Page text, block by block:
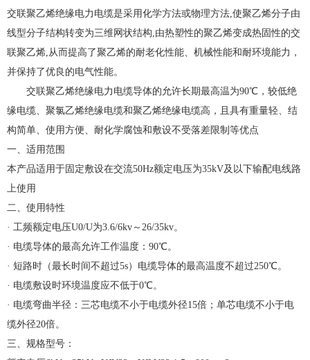
交联聚乙烯绝缘电力电缆是采用化学方法或物理方法,使聚乙烯分子由
线型分子结构转变为三维网状结构,由热塑性的聚乙烯变成热固性的交
联聚乙烯,从而提高了聚乙烯的耐老化性能、机械性能和耐环境能力，
并保持了优良的电气性能。
交联聚乙烯绝缘电力电缆导体的允许长期最高温为90℃，较低绝
缘电缆、聚氯乙烯绝缘电缆和聚乙烯绝缘电缆高，且具有重量轻、结
构简单、使用方便、耐化学腐蚀和敷设不受落差限制等优点
一、适用范围
本产品适用于固定敷设在交流50Hz额定电压为35kV及以下输配电线路
上使用
二、使用特性
· 工频额定电压U0/U为3.6/6kv～26/35kv。
· 电缆导体的最高允许工作温度：90℃。
· 短路时（最长时间不超过5s）电缆导体的最高温度不超过250℃。
· 电缆敷设时环境温度应不低于0℃。
· 电缆弯曲半径：三芯电缆不小于电缆外径15倍；单芯电缆不小于电
缆外径20倍。
三、规格型号：